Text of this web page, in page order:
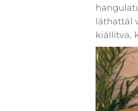
láthattál
kiállítva,